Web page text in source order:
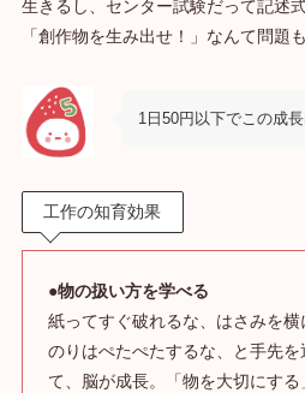
生きるし、センター試験だって記述
「創作物を生み出せ！」なんて問題
1日50円以下でこの成
工作の知育効果
●物の扱い方を学べる
紙ってすぐ破れるな、はさみを横
のりはぺたぺたするな、と手先
て、脳が成長。「物を大切にする